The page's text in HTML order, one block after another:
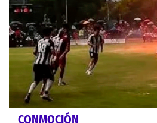
CONMOCIÓN